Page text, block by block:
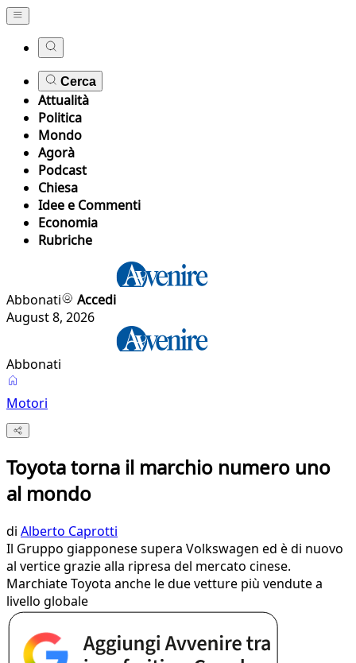
Cerca
Attualità
Politica
Mondo
Agorà
Podcast
Chiesa
Idee e Commenti
Economia
Rubriche
Abbonati
Accedi
August 8, 2026
Abbonati
Motori
Toyota torna il marchio numero uno
al mondo
di Alberto Caprotti
Il Gruppo giapponese supera Volkswagen ed è di nuovo
al vertice grazie alla ripresa del mercato cinese.
Marchiate Toyota anche le due vetture più vendute a
livello globale